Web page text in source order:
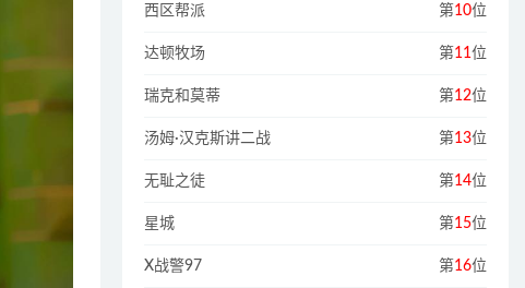
西区帮派 第10位
达顿牧场 第11位
瑞克和莫蒂 第12位
汤姆·汉克斯讲二战 第13位
无耻之徒 第14位
星城 第15位
X战警97 第16位